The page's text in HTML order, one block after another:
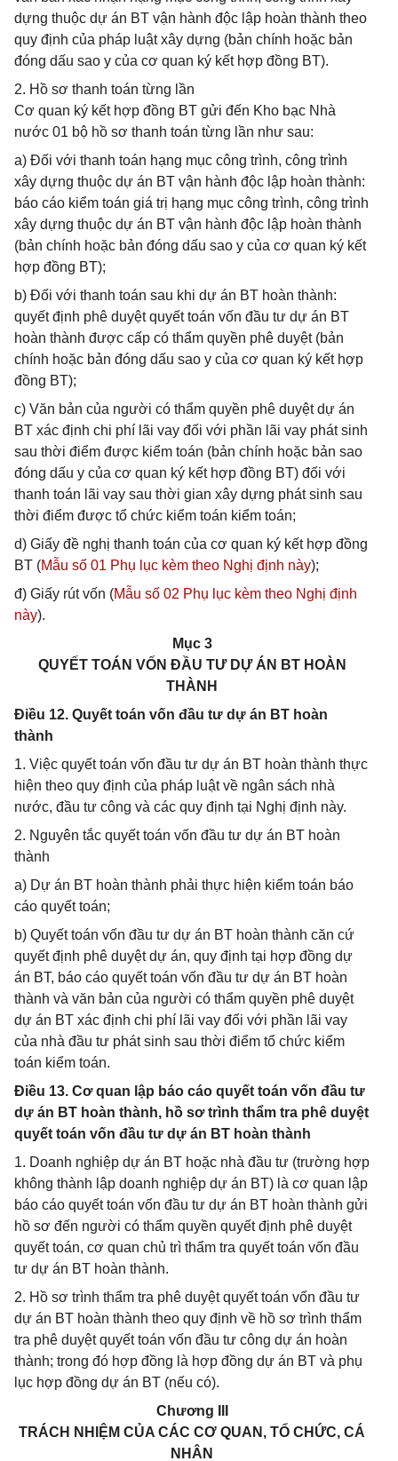
dựng thuộc dự án BT vận hành độc lập hoàn thành theo
quy định của pháp luật xây dựng (bản chính hoặc bản
đóng dấu sao y của cơ quan ký kết hợp đồng BT).
2. Hồ sơ thanh toán từng lần
Cơ quan ký kết hợp đồng BT gửi đến Kho bạc Nhà
nước 01 bộ hồ sơ thanh toán từng lần như sau:
a) Đối với thanh toán hạng mục công trình, công trình
xây dựng thuộc dự án BT vận hành độc lập hoàn thành:
báo cáo kiểm toán giá trị hạng mục công trình, công trình
xây dựng thuộc dự án BT vận hành độc lập hoàn thành
(bản chính hoặc bản đóng dấu sao y của cơ quan ký kết
hợp đồng BT);
b) Đối với thanh toán sau khi dự án BT hoàn thành:
quyết định phê duyệt quyết toán vốn đầu tư dự án BT
hoàn thành được cấp có thẩm quyền phê duyệt (bản
chính hoặc bản đóng dấu sao y của cơ quan ký kết hợp
đồng BT);
c) Văn bản của người có thẩm quyền phê duyệt dự án
BT xác định chi phí lãi vay đối với phần lãi vay phát sinh
sau thời điểm được kiểm toán (bản chính hoặc bản sao
đóng dấu y của cơ quan ký kết hợp đồng BT) đối với
thanh toán lãi vay sau thời gian xây dựng phát sinh sau
thời điểm được tổ chức kiểm toán kiểm toán;
d) Giấy đề nghị thanh toán của cơ quan ký kết hợp đồng
BT (Mẫu số 01 Phụ lục kèm theo Nghị định này);
đ) Giấy rút vốn (Mẫu số 02 Phụ lục kèm theo Nghị định
này).
Mục 3
QUYẾT TOÁN VỐN ĐẦU TƯ DỰ ÁN BT HOÀN
THÀNH
Điều 12. Quyết toán vốn đầu tư dự án BT hoàn
thành
1. Việc quyết toán vốn đầu tư dự án BT hoàn thành thực
hiện theo quy định của pháp luật về ngân sách nhà
nước, đầu tư công và các quy định tại Nghị định này.
2. Nguyên tắc quyết toán vốn đầu tư dự án BT hoàn
thành
a) Dự án BT hoàn thành phải thực hiện kiểm toán báo
cáo quyết toán;
b) Quyết toán vốn đầu tư dự án BT hoàn thành căn cứ
quyết định phê duyệt dự án, quy định tại hợp đồng dự
án BT, báo cáo quyết toán vốn đầu tư dự án BT hoàn
thành và văn bản của người có thẩm quyền phê duyệt
dự án BT xác định chi phí lãi vay đối với phần lãi vay
của nhà đầu tư phát sinh sau thời điểm tổ chức kiểm
toán kiểm toán.
Điều 13. Cơ quan lập báo cáo quyết toán vốn đầu tư
dự án BT hoàn thành, hồ sơ trình thẩm tra phê duyệt
quyết toán vốn đầu tư dự án BT hoàn thành
1. Doanh nghiệp dự án BT hoặc nhà đầu tư (trường hợp
không thành lập doanh nghiệp dự án BT) là cơ quan lập
báo cáo quyết toán vốn đầu tư dự án BT hoàn thành gửi
hồ sơ đến người có thẩm quyền quyết định phê duyệt
quyết toán, cơ quan chủ trì thẩm tra quyết toán vốn đầu
tư dự án BT hoàn thành.
2. Hồ sơ trình thẩm tra phê duyệt quyết toán vốn đầu tư
dự án BT hoàn thành theo quy định về hồ sơ trình thẩm
tra phê duyệt quyết toán vốn đầu tư công dự án hoàn
thành; trong đó hợp đồng là hợp đồng dự án BT và phụ
lục hợp đồng dự án BT (nếu có).
Chương III
TRÁCH NHIỆM CỦA CÁC CƠ QUAN, TỔ CHỨC, CÁ
NHÂN